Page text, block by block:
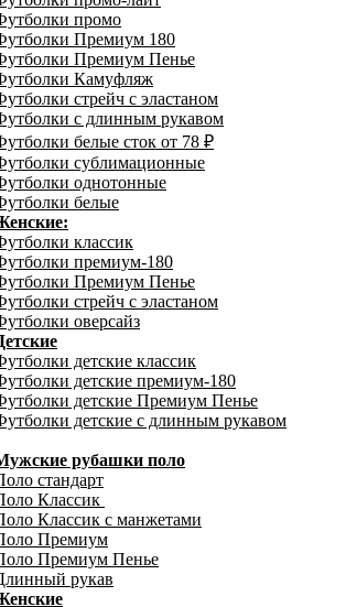
промо
Премиум 180
Премиум Пенье
Камуфляж
стрейч с эластаном
с длинным рукавом
белые сток от 78 ₽
сублимационные
однотонные
белые
классик
премиум-180
Премиум Пенье
стрейч с эластаном
оверсайз
детские классик
детские премиум-180
детские Премиум Пенье
детские с длинным рукавом
рубашки поло
стандарт
Классик
Классик с манжетами
Премиум
Премиум Пенье
рукав